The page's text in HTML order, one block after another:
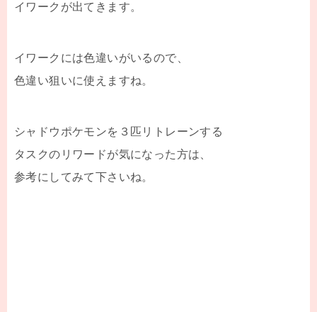
イワークが出てきます。
イワークには色違いがいるので、
色違い狙いに使えますね。
シャドウポケモンを３匹リトレーンする
タスクのリワードが気になった方は、
参考にしてみて下さいね。